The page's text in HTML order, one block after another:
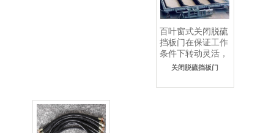
百叶窗式关闭脱硫
挡板门在保证工作
条件下转动灵活，
无卡涩现象。方形
输入、输出开关量
关闭脱硫挡板门